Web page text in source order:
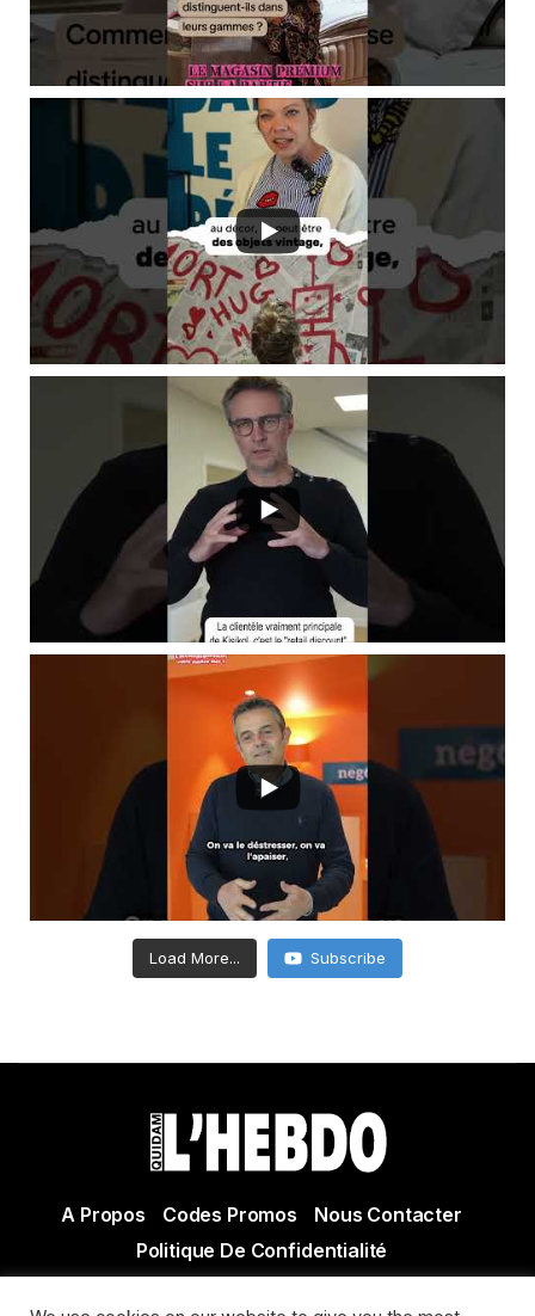
Load More... Subscribe
A Propos Codes Promos
Nous Contacter
Politique De Confidentialité